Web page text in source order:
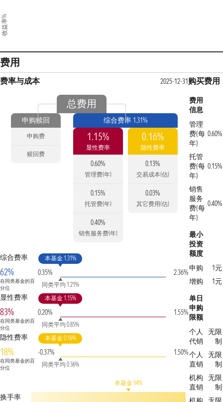
收益率%
费用
费率与成本 2025-12-31
总费用
申购赎回
申购费
赎回费
综合费率 1.31%
1.15%
显性费率
0.60%
管理费(年)
0.15%
托管费(年)
0.40%
销售服务费(年)
0.16%
隐性费率
0.13%
交易成本(估)
0.03%
其它费用(估)
综合费率
62%
在同类基金的百
分位
0.35%
本基金 1.31%
同类平均 1.21%
2.36%
显性费率
83%
在同类基金的百
分位
0.20%
本基金 1.15%
同类平均 0.85%
1.55%
隐性费率
18%
在同类基金的百
分位
-0.37%
本基金 0.16%
同类平均 0.36%
1.50%
换手率
本基金 54%
购买费用
费用
信息
管理
费(每
年)
0.60%
托管
费(每
年)
0.15%
销售
服务
费(每
年)
0.40%
最小
投资
额度
申购
1元
增购
1元
单日
申购
限额
个人
代销
无限
制
个人
直销
无限
制
机构
直销
无限
制